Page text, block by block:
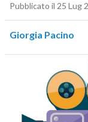
Pubblicato il 25 Lug
Giorgia Pacino